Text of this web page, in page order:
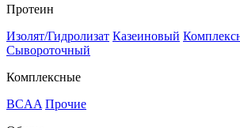
Протеин
Изолят/Гидролизат Казеиновый
Сывороточный
Комплексные
BCAA Прочие